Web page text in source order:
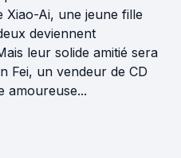
Xiao-Ai, une jeune fille
deviennent
leur solide amitié sera
Fei, un vendeur de CD
amoureuse...